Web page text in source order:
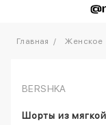
Главная Женское
BERSHKA
Шорты из